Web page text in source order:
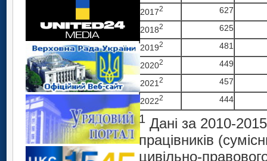
20172 627
20182 625
20192 481
20202 449
2021 2 457
20222 444
1 Дані за 2010-
працівників
цивільно-